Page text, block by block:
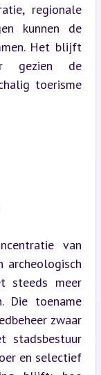
regionale
kunnen de
Het blijft
gezien de
toerisme
van
archeologisch
steeds meer
Die toename
zwaar
stadsbestuur
en selectief